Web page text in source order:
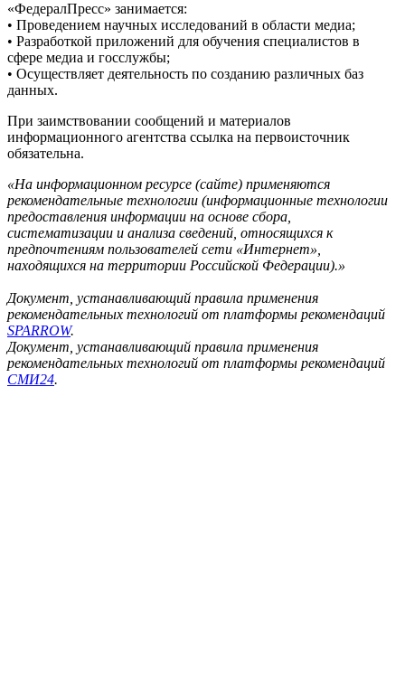
«ФедералПресс» занимается:
• Проведением научных исследований в области медиа;
• Разработкой приложений для обучения специалистов в
сфере медиа и госслужбы;
• Осуществляет деятельность по созданию различных баз
данных.
При заимствовании сообщений и материалов
информационного агентства ссылка на первоисточник
обязательна.
«На информационном ресурсе (сайте) применяются
рекомендательные технологии (информационные технологии
предоставления информации на основе сбора,
систематизации и анализа сведений, относящихся к
предпочтениям пользователей сети «Интернет»,
находящихся на территории Российской Федерации).»
Документ, устанавливающий правила применения
рекомендательных технологий от платформы рекомендаций
SPARROW.
Документ, устанавливающий правила применения
рекомендательных технологий от платформы рекомендаций
СМИ24.